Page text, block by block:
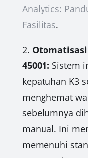
Analytics:
Fasilitas.
2. Otomatisasi
45001: Sistem
kepatuhan K3
menghemat
sebelumnya
manual. Ini
memenuhi